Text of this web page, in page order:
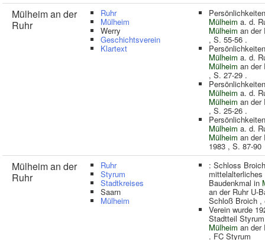
Mülheim an der
Ruhr
Ruhr
Mülheim
Werry
Geschichtsverein
Klartext
Mülheim a. d.
Mülheim an der
, S. 55-56 .
Mülheim a. d.
Mülheim an der
, S. 27-29 .
Mülheim a. d.
Mülheim an der
, S. 25-26 .
Mülheim a. d.
Mülheim an der
1983 , S. 87-90
Mülheim an der
Ruhr
Ruhr
Styrum
Stadtkreises
Saarn
Mülheim
: Schloss
mittelalterliches
Baudenkmal in
an der Ruhr U-
Schloß Broich ,
Verein wurde
Stadtteil
Mülheim an der
. FC Styrum